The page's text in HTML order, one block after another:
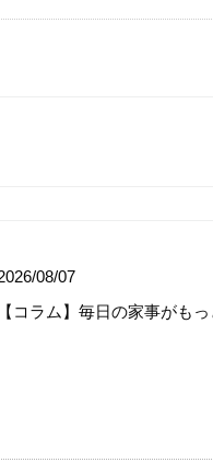
08/07
【コラム】毎日の家事がも